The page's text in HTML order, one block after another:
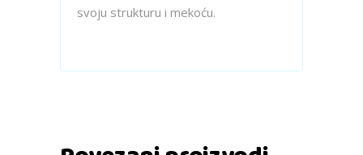
svoju strukturu i mekoću.